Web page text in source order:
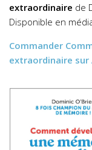
extraordinaire de
Disponible en
Commander
extraordinaire sur